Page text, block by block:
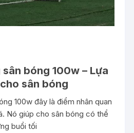
bóng 100w – Lựa
sân bóng
100w đây là điểm nhân quan
Nó giúp cho sân bóng có thể
buổi tối